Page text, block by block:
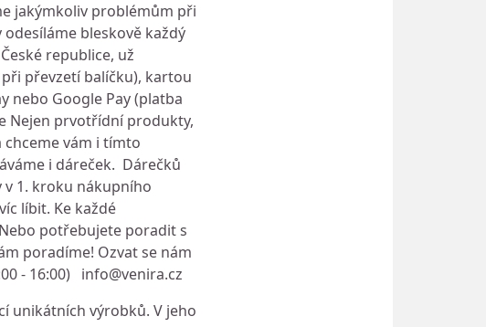
jakýmkoliv problémům při
bleskově každý
republice, už
převzetí balíčku), kartou
nebo Google Pay (platba
Nejen prvotřídní produkty,
chceme vám i tímto
i dáreček. Dárečků
1. kroku nákupního
líbit. Ke každé
potřebujete poradit s
poradíme! Ozvat se nám
- 16:00) info@venira.cz
unikátních výrobků. V jeho